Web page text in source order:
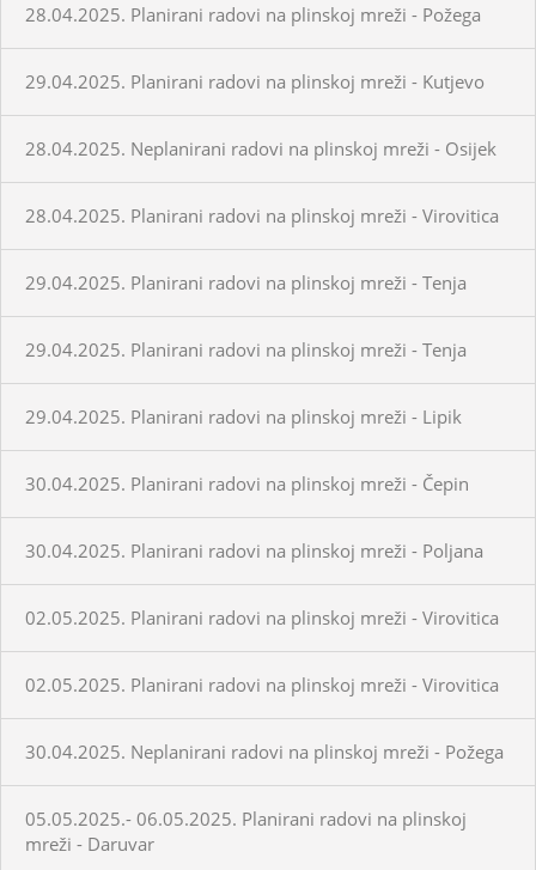
28.04.2025. Planirani radovi na plinskoj mreži - Požega
29.04.2025. Planirani radovi na plinskoj mreži - Kutjevo
28.04.2025. Neplanirani radovi na plinskoj mreži - Osijek
28.04.2025. Planirani radovi na plinskoj mreži - Virovitica
29.04.2025. Planirani radovi na plinskoj mreži - Tenja
29.04.2025. Planirani radovi na plinskoj mreži - Tenja
29.04.2025. Planirani radovi na plinskoj mreži - Lipik
30.04.2025. Planirani radovi na plinskoj mreži - Čepin
30.04.2025. Planirani radovi na plinskoj mreži - Poljana
02.05.2025. Planirani radovi na plinskoj mreži - Virovitica
02.05.2025. Planirani radovi na plinskoj mreži - Virovitica
30.04.2025. Neplanirani radovi na plinskoj mreži - Požega
05.05.2025.- 06.05.2025. Planirani radovi na plinskoj
mreži - Daruvar